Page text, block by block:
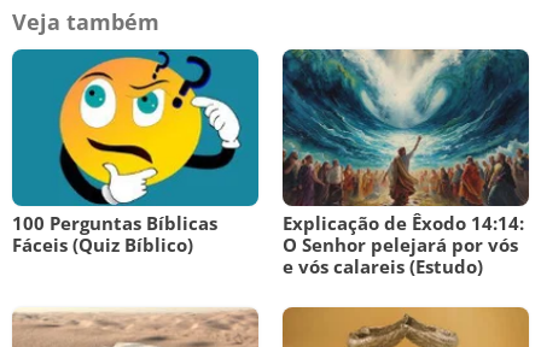
Veja também
100 Perguntas Bíblicas
Fáceis (Quiz Bíblico)
Explicação de Êxodo 14:14:
O Senhor pelejará por vós
e vós calareis (Estudo)